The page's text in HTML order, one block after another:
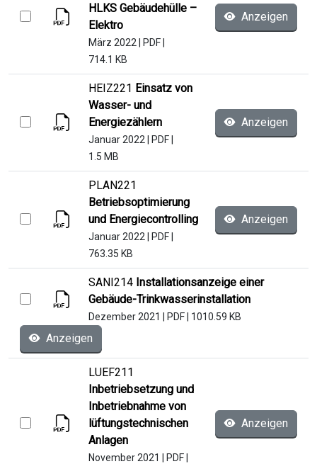
HLKS Gebäudehülle –
Elektro
März 2022 PDF
714.1 KB
Anzeigen
HEIZ221 Einsatz von
Wasser- und
Energiezählern
Januar 2022 PDF
1.5 MB
Anzeigen
PLAN221
Betriebsoptimierung
und Energiecontrolling
Januar 2022 PDF
763.35 KB
Anzeigen
SANI214 Installationsanzeige einer
Gebäude-Trinkwasserinstallation
Dezember 2021 PDF 1010.59 KB
Anzeigen
LUEF211
Inbetriebsetzung und
Inbetriebnahme von
lüftungstechnischen
Anlagen
November 2021 PDF
Anzeigen